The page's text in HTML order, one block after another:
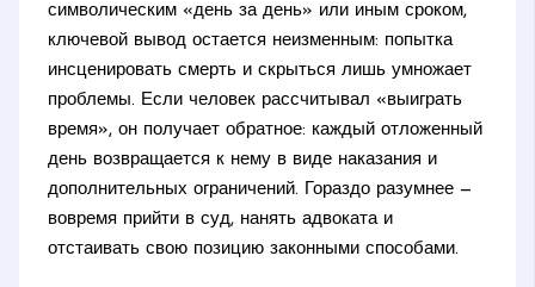
символическим «день за день» или иным сроком,
ключевой вывод остается неизменным: попытка
инсценировать смерть и скрыться лишь умножает
проблемы. Если человек рассчитывал «выиграть
время», он получает обратное: каждый отложенный
день возвращается к нему в виде наказания и
дополнительных ограничений. Гораздо разумнее —
вовремя прийти в суд, нанять адвоката и
отстаивать свою позицию законными способами.